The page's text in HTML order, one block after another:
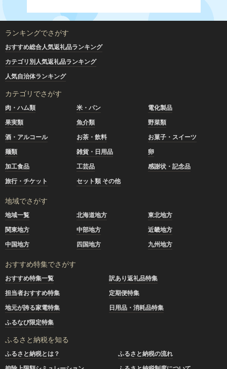
ランキングでさがす
おすすめ総合人気返礼品ランキング
カテゴリ別人気返礼品ランキング
人気自治体ランキング
カテゴリでさがす
肉・ハム類 米・パン
電化製品
果実類
魚介類
野菜類
酒・アルコール
お茶・飲料
お菓子・スイーツ
麺類
雑貨・日用品
卵
加工食品
工芸品
感謝状・記念品
旅行・チケット
セット類 その他
地域でさがす
地域一覧 北海道地方
東北地方
関東地方
中部地方
近畿地方
中国地方
四国地方 九州地方
おすすめ特集でさがす
おすすめ特集一覧
訳あり返礼品特集
担当者おすすめ特集
定期便特集
地元が誇る家電特集
日用品・消耗品特集
ふるなび限定特集
ふるさと納税を知る
ふるさと納税とは？
ふるさと納税の流れ